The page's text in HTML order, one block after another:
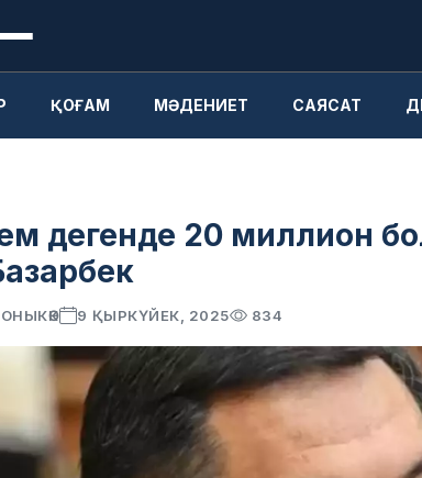
ҚОҒАМ МӘДЕНИЕТ САЯСАТ
дегенде 20 миллион
9 ҚЫРКҮЙЕК, 2025 834